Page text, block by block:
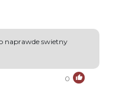
naprawde swietny
0